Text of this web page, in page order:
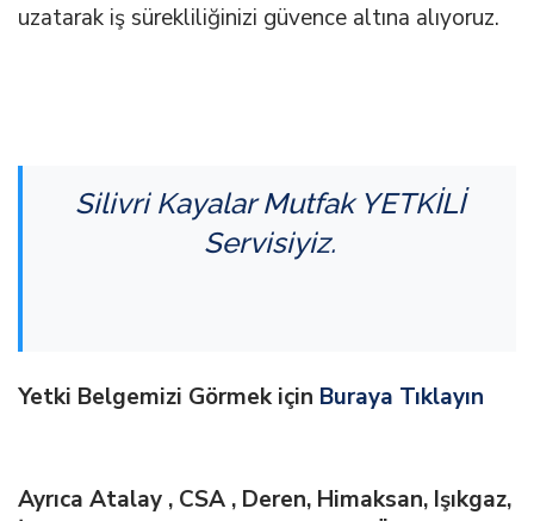
uzatarak iş sürekliliğinizi güvence altına alıyoruz.
Silivri Kayalar MutfakYETKİLİ
Servisiyiz.
Yetki Belgemizi Görmek için Buraya Tıklayın
Ayrıca Atalay , CSA , Deren, Himaksan, Işıkgaz,